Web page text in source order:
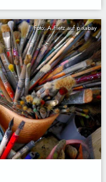
Foto: A.Fietz auf pixabay